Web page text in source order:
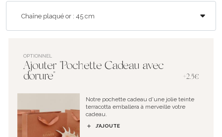
OPTIONNEL
Ajouter "Pochette Cadeau avec
dorure"
+2.5€
Notre pochette cadeau d'une jolie teinte
terracotta emballera à merveille votre
cadeau.
J’AJOUTE